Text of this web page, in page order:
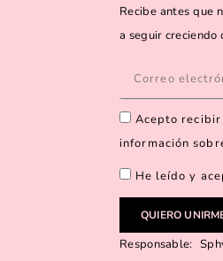
Recibe antes que
a seguir creciendo
Acepto recibir
información
He leído y
QUIERO
Responsable: